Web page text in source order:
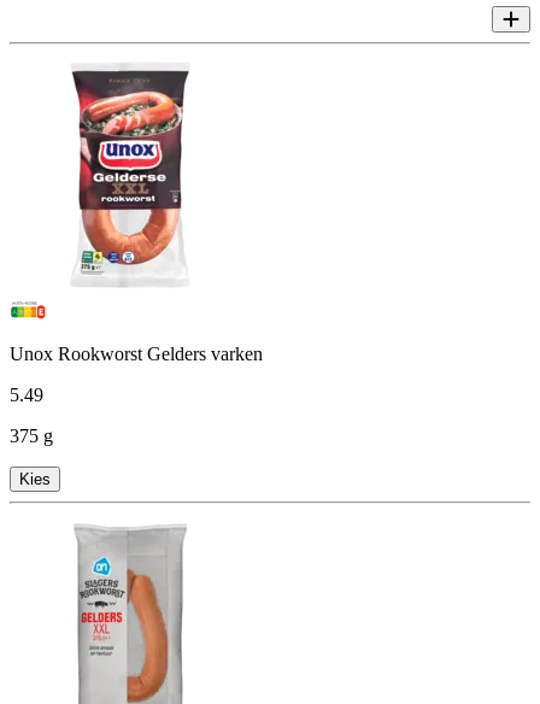
Unox Rookworst Gelders varken
5.49
375 g
Kies